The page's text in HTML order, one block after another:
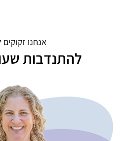
אנחנו זקוקים
להתנדבות